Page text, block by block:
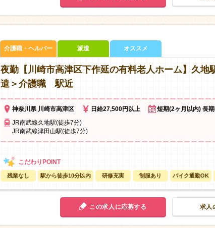
介護職・ヘルパー 派遣 オススメ
夜勤【川崎市高津区下作延の有料老人ホーム】久地
遣＞介護職 駅近
神奈川県 川崎市高津区 日給27,500円以上 短期(2ヶ月以内) 長
JR南武線久地駅(徒歩7分)
JR南武線津田山駅(徒歩7分)
残業なし 駅から徒歩10分以内 研修充実 制服あり バイク通勤OK
この求人に応募する 求人